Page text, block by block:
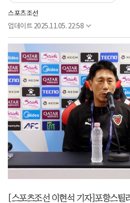
스포츠조선
업데이트 2025.11.05. 22:58
[스포츠조선 이현석 기자]포항스틸